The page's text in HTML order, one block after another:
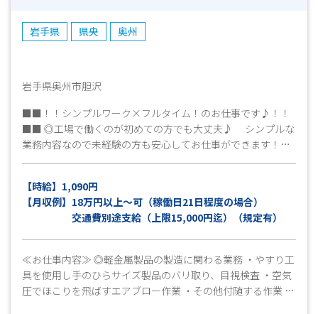
せください ） ◎工場見学 ▼ （ 見学後、就業希望確認
とお仕事開始日の日程等確認 ） ◎採用連絡 ▼ （ 即日
岩手県 県央 奥州
岩手県奥州市胆沢
■■！！シンプルワーク×フルタイム！のお仕事です♪！！
■■ ◎工場で働くのが初めての方でも大丈夫♪ シンプルな
業務内容なので未経験の方も安心してお仕事ができます！
❢♡❢～女性スタッフ活躍しています～❢♡❢ ≪工場見
できます！ まずはお気軽にお問い合わせください！ 皆様
のご応募心よりお待ちしております(^^)/
【時給】1,090円
【月収例】18万円以上～可（稼働日21日程度の場合）
交通費別途支給（上限15,000円迄）（規定有）
≪お仕事内容≫ ◎軽金属製品の製造に関わる業務 ・やすり工
具を使用し手のひらサイズ製品のバリ取り、目視検査 ・空気
圧でほこりを飛ばすエアブロー作業 ・その他付随する作業 ★